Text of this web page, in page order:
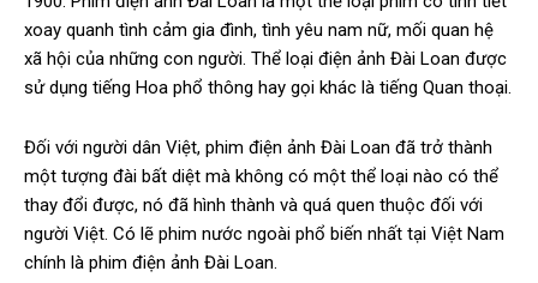
xoay quanh tình cảm gia đình, tình yêu nam nữ, mối quan hệ
xã hội của những con người. Thể loại điện ảnh Đài Loan được
sử dụng tiếng Hoa phổ thông hay gọi khác là tiếng Quan thoại.
Đối với người dân Việt, phim điện ảnh Đài Loan đã trở thành
một tượng đài bất diệt mà không có một thể loại nào có thể
thay đổi được, nó đã hình thành và quá quen thuộc đối với
người Việt. Có lẽ phim nước ngoài phổ biến nhất tại Việt Nam
chính là phim điện ảnh Đài Loan.